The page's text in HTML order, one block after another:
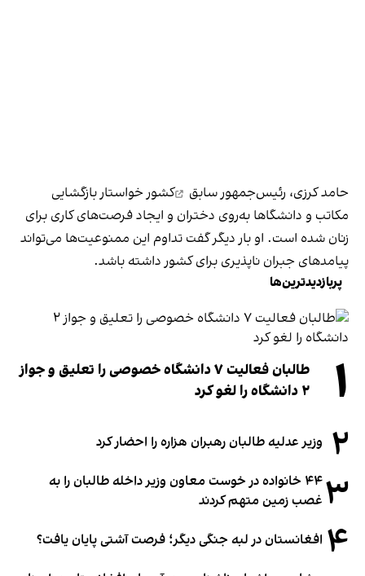
حامد کرزی، رئیس‌جمهور سابق
کشور خواستار بازگشایی
مکاتب و دانشگاها به‌روی دختران و ایجاد فرصت‌های کاری برای
زنان شده است. او بار دیگر گفت تداوم این ممنوعیت‌ها می‌تواند
پیامدهای جبران ناپذیری برای کشور داشته باشد.
پربازدیدترین‌ها
۱
طالبان فعالیت ۷ دانشگاه خصوصی را تعلیق و جواز
۲ دانشگاه را لغو کرد
۲ وزیر عدلیه طالبان رهبران هزاره را احضار کرد
۳
۴۴ خانواده در خوست معاون وزیر داخله طالبان را به
غصب زمین متهم کردند
۴ افغانستان در لبه جنگی دیگر؛ فرصت آشتی پایان یافت؟